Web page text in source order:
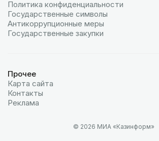
Политика конфиденциальности
Государственные символы
Антикоррупционные меры
Государственные закупки
Прочее
Карта сайта
Контакты
Реклама
© 2026 МИА «Казинформ»